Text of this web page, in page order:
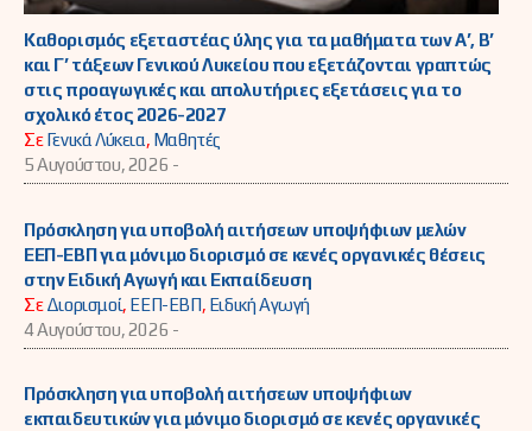
Καθορισμός εξεταστέας ύλης για τα μαθήματα των Α’, Β’
και Γ’ τάξεων Γενικού Λυκείου που εξετάζονται γραπτώς
στις προαγωγικές και απολυτήριες εξετάσεις για το
σχολικό έτος 2026-2027
ΣεΓενικά Λύκεια, Μαθητές
5 Αυγούστου, 2026 -
Πρόσκληση για υποβολή αιτήσεων υποψήφιων μελών
ΕΕΠ-ΕΒΠ για μόνιμο διορισμό σε κενές οργανικές θέσεις
στην Ειδική Αγωγή και Εκπαίδευση
ΣεΔιορισμοί, ΕΕΠ-ΕΒΠ, Ειδική Αγωγή
4 Αυγούστου, 2026 -
Πρόσκληση για υποβολή αιτήσεων υποψήφιων
εκπαιδευτικών για μόνιμο διορισμό σε κενές οργανικές